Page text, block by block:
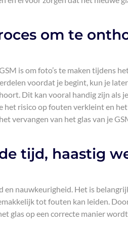
om te
is om foto’s te maken tijdens
voordat je begint, kun je
Dit kan vooral handig zijn als
risico op fouten verkleint en
vervangen van het glas van je
tijd, haastig
en nauwkeurigheid. Het is
tot fouten kan leiden.
glas op een correcte manier